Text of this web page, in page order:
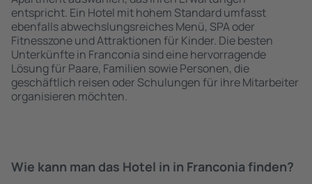
entspricht. Ein Hotel mit hohem Standard umfasst
ebenfalls abwechslungsreiches Menü, SPA oder
Fitnesszone und Attraktionen für Kinder. Die besten
Unterkünfte in Franconia sind eine hervorragende
Lösung für Paare, Familien sowie Personen, die
geschäftlich reisen oder Schulungen für ihre Mitarbeiter
organisieren möchten.
Wie kann man das Hotel in in Franconia finden?